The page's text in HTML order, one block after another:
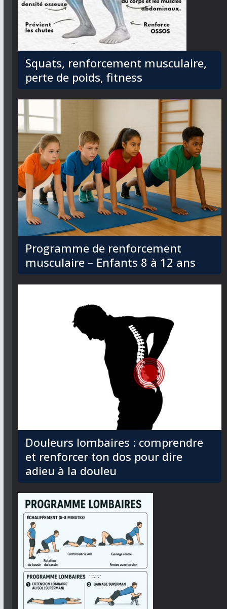
Squats, renforcement musculaire,
perte de poids, fitness
Programme de renforcement
musculaire – Enfants 8 à 12 ans
Douleurs lombaires : comprendre
et renforcer ton dos pour dire
adieu à la douleu